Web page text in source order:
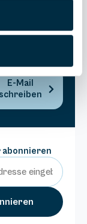
E-Mail
schreiben